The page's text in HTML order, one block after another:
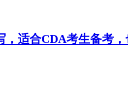
适合CDA考生备考